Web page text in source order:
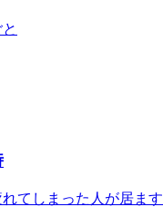
てしまった人が居ま